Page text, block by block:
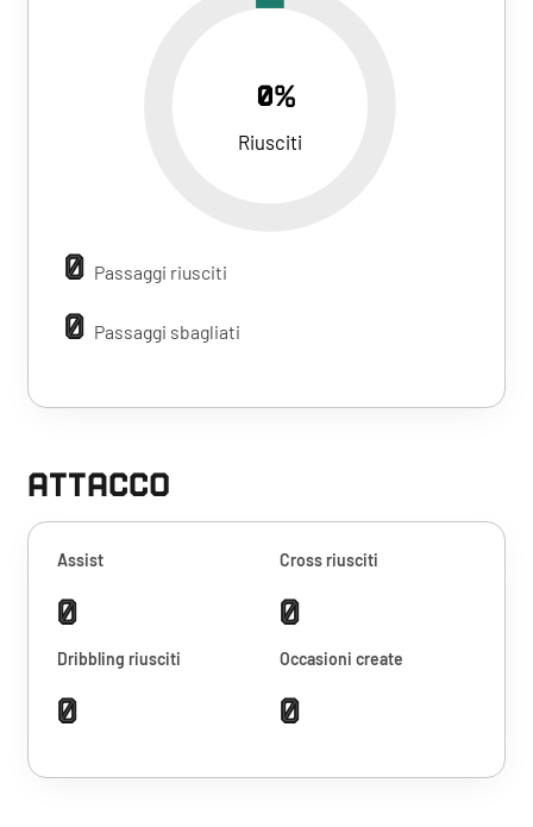
0%
Riusciti
0 Passaggi riusciti
0 Passaggi sbagliati
ATTACCO
Assist
0
Cross riusciti
0
Dribbling riusciti
0
Occasioni create
0